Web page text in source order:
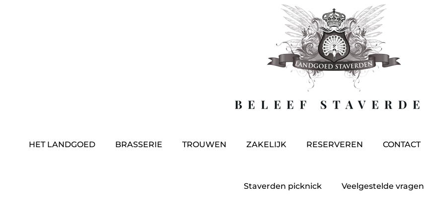
HET LANDGOED BRASSERIE TROUWEN ZAKELIJK RESERVEREN CONTACT
Staverden picknick Veelgestelde vragen